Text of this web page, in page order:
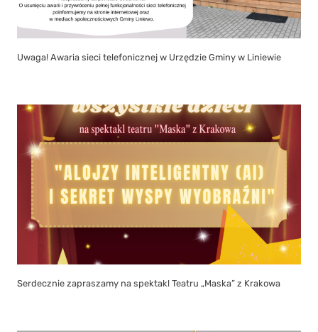
Uwaga! Awaria sieci telefonicznej w Urzędzie Gminy w Liniewie
Serdecznie zapraszamy na spektakl Teatru „Maska” z Krakowa